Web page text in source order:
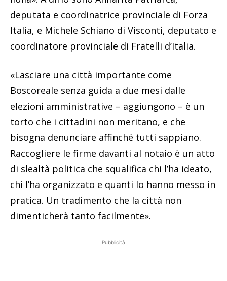
deputata e coordinatrice provinciale di Forza
Italia, e Michele Schiano di Visconti, deputato e
coordinatore provinciale di Fratelli d’Italia.
«Lasciare una città importante come
Boscoreale senza guida a due mesi dalle
elezioni amministrative – aggiungono – è un
torto che i cittadini non meritano, e che
bisogna denunciare affinché tutti sappiano.
Raccogliere le firme davanti al notaio è un atto
di slealtà politica che squalifica chi l’ha ideato,
chi l’ha organizzato e quanti lo hanno messo in
pratica. Un tradimento che la città non
dimenticherà tanto facilmente».
Pubblicità